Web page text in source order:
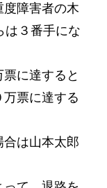
度障害者の木
は３番手にな
に達すると
票に達する
は山本太郎